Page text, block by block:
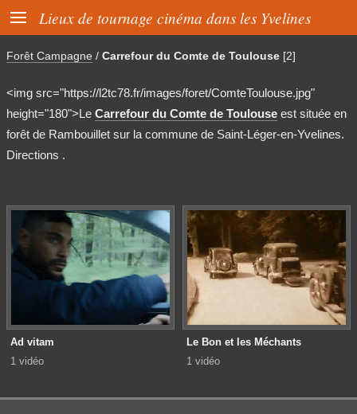
 Lieux de tournage cinéma dans les Yvelines
Forêt Campagne / Carrefour du Comte de Toulouse [2]
<img src="https://l2tc78.fr/images/foret/ComteToulouse.jpg"
height="180">Le Carrefour du Comte de Toulouse est située en
forêt de Rambouillet sur la commune de Saint-Léger-en-Yvelines.
Directions .
Ad vitam
1 vidéo
Le Bon et les Méchants
1 vidéo